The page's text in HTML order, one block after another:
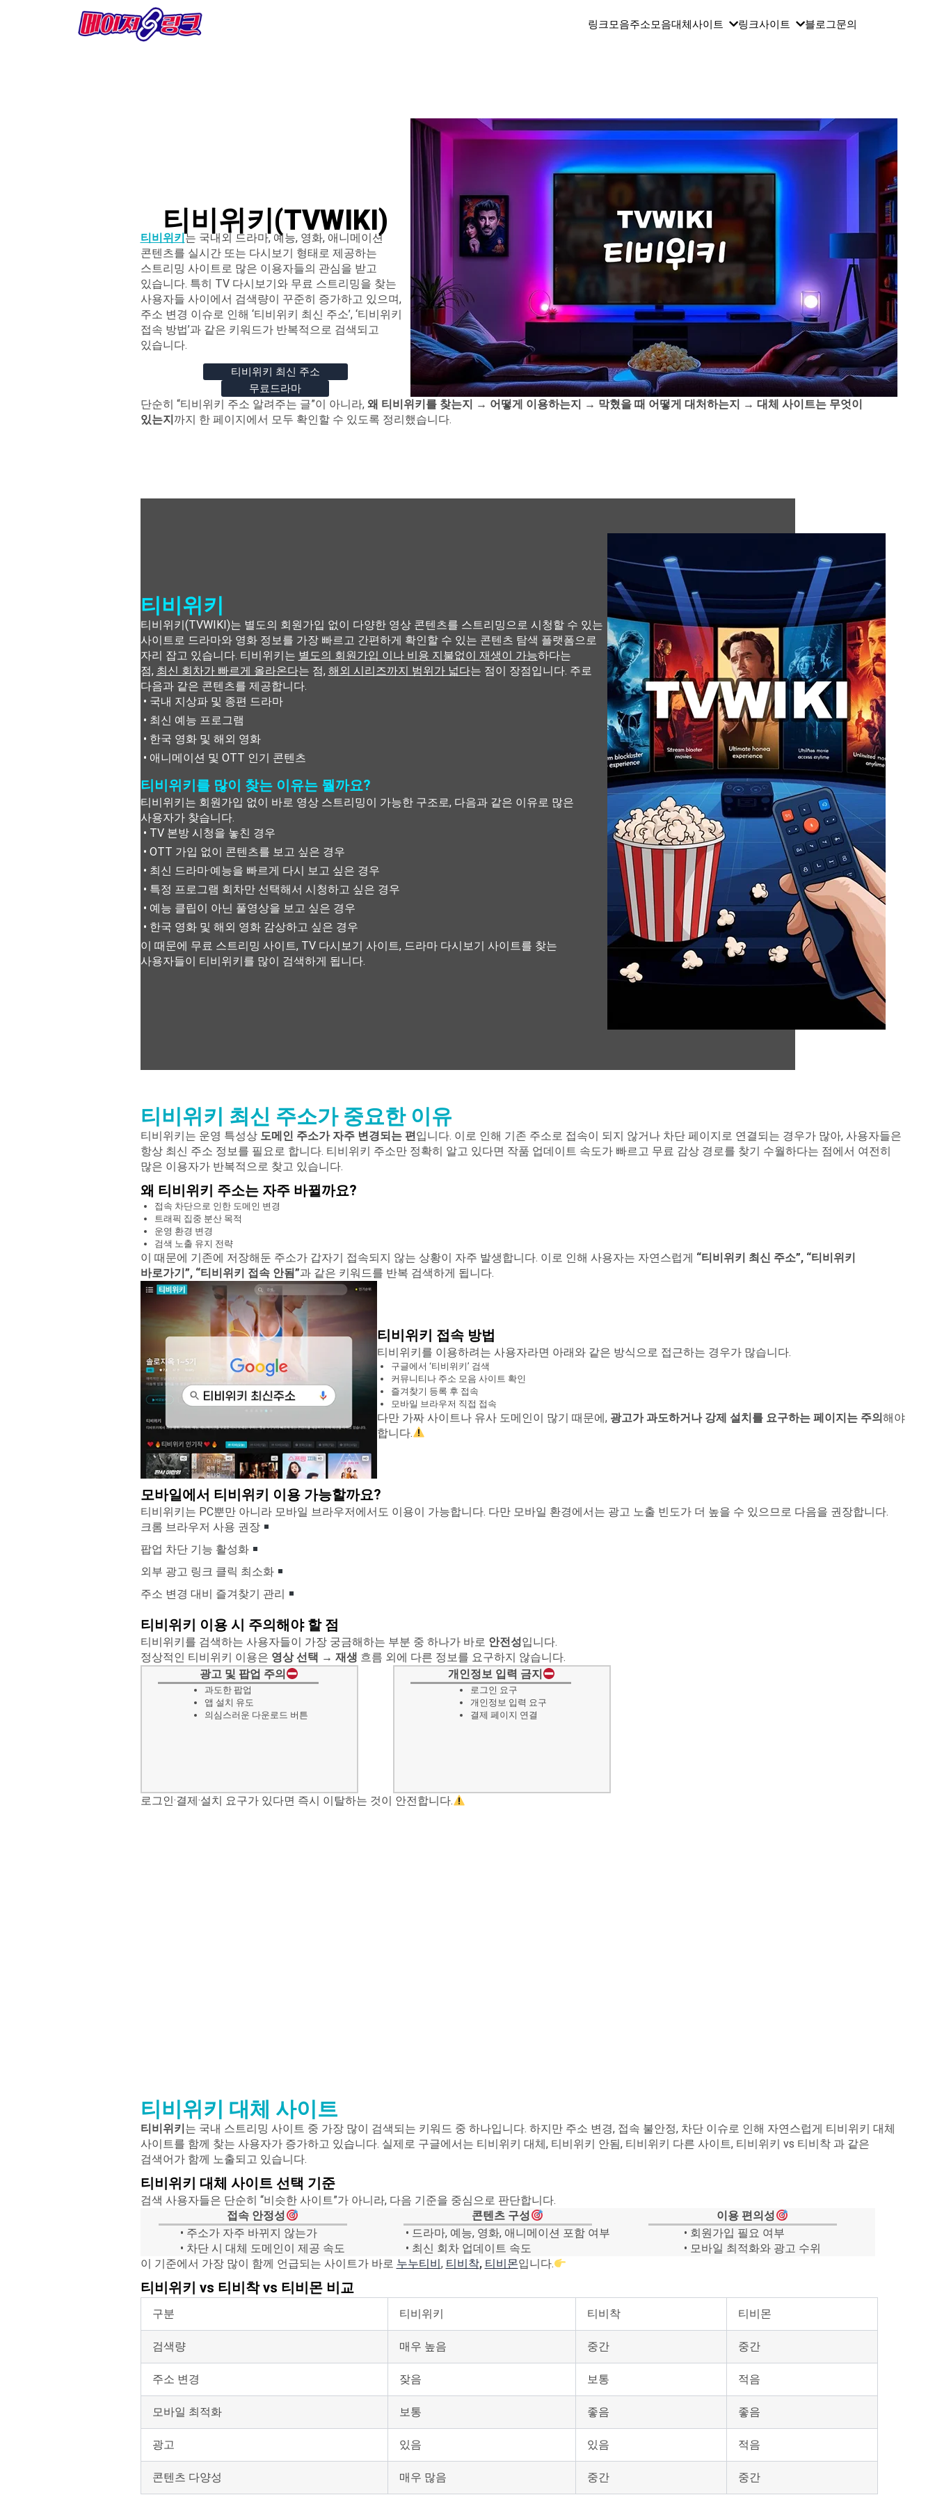
링크모음주소모음대체사이트 링크사이트 블로그문의
티비위키(TVWIKI)
티비위키는 국내외 드라마, 예능, 영화, 애니메이션
콘텐츠를 실시간 또는 다시보기 형태로 제공하는
스트리밍 사이트로 많은 이용자들의 관심을 받고
있습니다. 특히 TV 다시보기와 무료 스트리밍을 찾는
사용자들 사이에서 검색량이 꾸준히 증가하고 있으며,
주소 변경 이슈로 인해 ‘티비위키 최신 주소’, ‘티비위키
접속 방법’과 같은 키워드가 반복적으로 검색되고
있습니다.
티비위키 최신 주소
무료드라마
단순히 “티비위키 주소 알려주는 글”이 아니라, 왜 티비위키를 찾는지 → 어떻게 이용하는지 → 막혔을 때 어떻게 대처하는지 → 대체 사이트는 무엇이
있는지까지 한 페이지에서 모두 확인할 수 있도록 정리했습니다.
티비위키
티비위키(TVWIKI)는 별도의 회원가입 없이 다양한 영상 콘텐츠를 스트리밍으로 시청할 수 있는
사이트로 드라마와 영화 정보를 가장 빠르고 간편하게 확인할 수 있는 콘텐츠 탐색 플랫폼으로
자리 잡고 있습니다. 티비위키는 별도의 회원가입 이나 비용 지불없이 재생이 가능하다는
점, 최신 회차가 빠르게 올라온다는 점, 해외 시리즈까지 범위가 넓다는 점이 장점입니다. 주로
다음과 같은 콘텐츠를 제공합니다.
• 국내 지상파 및 종편 드라마
• 최신 예능 프로그램
• 한국 영화 및 해외 영화
• 애니메이션 및 OTT 인기 콘텐츠
티비위키를 많이 찾는 이유는 뭘까요?
티비위키는 회원가입 없이 바로 영상 스트리밍이 가능한 구조로, 다음과 같은 이유로 많은
사용자가 찾습니다.
• TV 본방 시청을 놓친 경우
• OTT 가입 없이 콘텐츠를 보고 싶은 경우
• 최신 드라마·예능을 빠르게 다시 보고 싶은 경우
• 특정 프로그램 회차만 선택해서 시청하고 싶은 경우
• 예능 클립이 아닌 풀영상을 보고 싶은 경우
• 한국 영화 및 해외 영화 감상하고 싶은 경우
이 때문에 무료 스트리밍 사이트, TV 다시보기 사이트, 드라마 다시보기 사이트를 찾는
사용자들이 티비위키를 많이 검색하게 됩니다.
티비위키 최신 주소가 중요한 이유
티비위키는 운영 특성상 도메인 주소가 자주 변경되는 편입니다. 이로 인해 기존 주소로 접속이 되지 않거나 차단 페이지로 연결되는 경우가 많아, 사용자들은
항상 최신 주소 정보를 필요로 합니다. 티비위키 주소만 정확히 알고 있다면 작품 업데이트 속도가 빠르고 무료 감상 경로를 찾기 수월하다는 점에서 여전히
많은 이용자가 반복적으로 찾고 있습니다.
왜 티비위키 주소는 자주 바뀔까요?
접속 차단으로 인한 도메인 변경
트래픽 집중 분산 목적
운영 환경 변경
검색 노출 유지 전략
이 때문에 기존에 저장해둔 주소가 갑자기 접속되지 않는 상황이 자주 발생합니다. 이로 인해 사용자는 자연스럽게 “티비위키 최신 주소”, “티비위키
바로가기 ”, “티비위키 접속 안됨”과 같은 키워드를 반복 검색하게 됩니다.
티비위키 접속 방법
티비위키를 이용하려는 사용자라면 아래와 같은 방식으로 접근하는 경우가 많습니다.
구글에서 ‘티비위키’ 검색
커뮤니티나 주소 모음 사이트 확인
즐겨찾기 등록 후 접속
모바일 브라우저 직접 접속
다만 가짜 사이트나 유사 도메인이 많기 때문에, 광고가 과도하거나 강제 설치를 요구하는 페이지는 주의해야
합니다.
모바일에서 티비위키 이용 가능할까요?
티비위키는 PC뿐만 아니라 모바일 브라우저에서도 이용이 가능합니다. 다만 모바일 환경에서는 광고 노출 빈도가 더 높을 수 있으므로 다음을 권장합니다.
크롬 브라우저 사용 권장
팝업 차단 기능 활성화
외부 광고 링크 클릭 최소화
주소 변경 대비 즐겨찾기 관리
티비위키 이용 시 주의해야 할 점
티비위키를 검색하는 사용자들이 가장 궁금해하는 부분 중 하나가 바로 안전성입니다.
정상적인 티비위키 이용은 영상 선택 → 재생 흐름 외에 다른 정보를 요구하지 않습니다.
광고 및 팝업 주의
과도한 팝업
앱 설치 유도
의심스러운 다운로드 버튼
개인정보 입력 금지
로그인 요구
개인정보 입력 요구
결제 페이지 연결
로그인·결제·설치 요구가 있다면 즉시 이탈하는 것이 안전합니다.
티비위키 대체 사이트
티비위키 는 국내 스트리밍 사이트 중 가장 많이 검색되는 키워드 중 하나입니다. 하지만 주소 변경, 접속 불안정, 차단 이슈로 인해 자연스럽게 티비위키 대체
사이트를 함께 찾는 사용자가 증가하고 있습니다. 실제로 구글에서는 티비위키 대체, 티비위키 안됨, 티비위키 다른 사이트, 티비위키 vs 티비착 과 같은
검색어가 함께 노출되고 있습니다.
티비위키 대체 사이트 선택 기준
검색 사용자들은 단순히 “비슷한 사이트”가 아니라, 다음 기준을 중심으로 판단합니다.
접속 안정성
• 주소가 자주 바뀌지 않는가
• 차단 시 대체 도메인이 제공 속도
콘텐츠 구성
• 드라마, 예능, 영화, 애니메이션 포함 여부
• 최신 회차 업데이트 속도
이용 편의성
• 회원가입 필요 여부
• 모바일 최적화와 광고 수위
이 기준에서 가장 많이 함께 언급되는 사이트가 바로 누누티비 , 티비착, 티비몬입니다.
티비위키 vs 티비착 vs 티비몬 비교
구분 티비위키 티비착 티비몬
검색량 매우 높음 중간 중간
주소 변경 잦음 보통 적음
모바일 최적화 보통 좋음 좋음
광고 있음 있음 적음
콘텐츠 다양성 매우 많음 중간 중간